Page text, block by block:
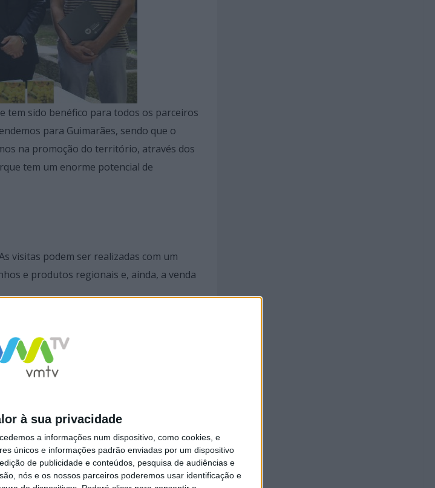
à sua privacidade
a informações num dispositivo, como cookies, e
únicos e informações padrão enviadas por um dispositivo
de publicidade e conteúdos, pesquisa de audiências e
nós e os nossos parceiros poderemos usar identificação e
tem sido benéfico para todos os parceiros
para Guimarães, sendo que o
na promoção do território, através dos
tem um enorme potencial de
visitas podem ser realizadas com um
e produtos regionais e, ainda, a venda
na calma da natureza envolvente.
Fafe dedica fim de semana à promoção da